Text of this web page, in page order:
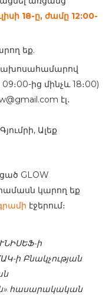
18-ը, ժամը 12:00-
եք.
ից մինչև 18։00)
էլ․
Ալեք
GLOW
կարող եք
էջերում։
ի
ի Բնակչության
հասարակական